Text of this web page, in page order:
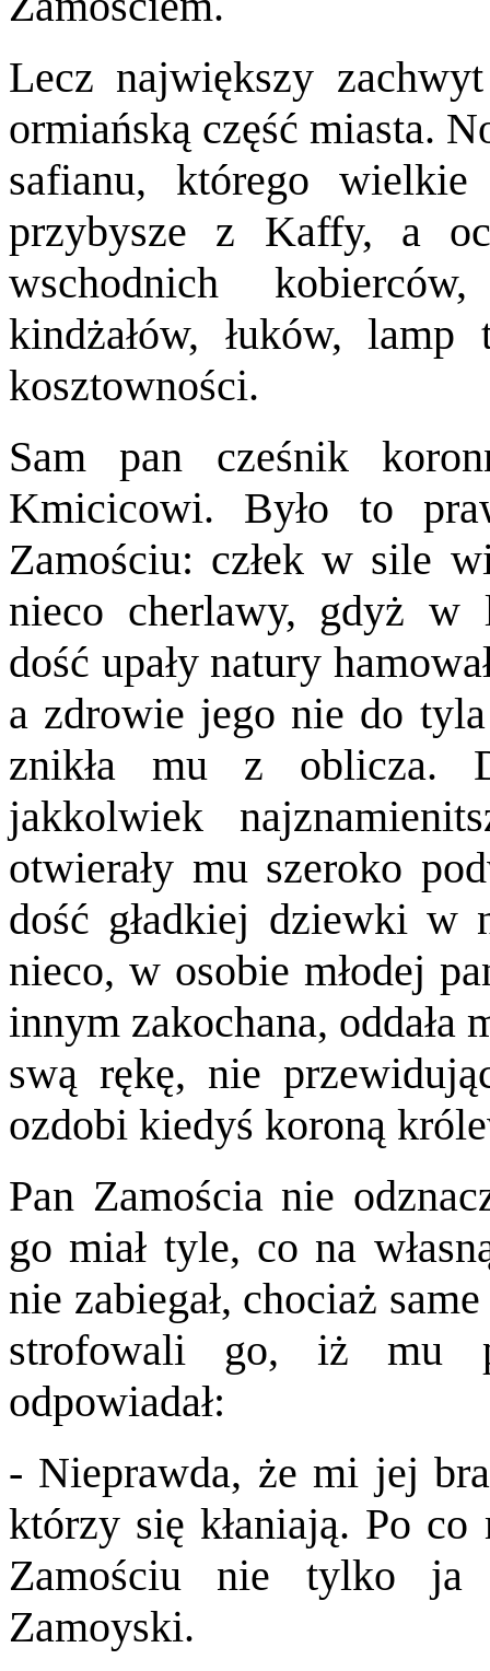
Lecz największy
ormiańską część miasta.
safianu, którego
przybysze z Kaffy, a
wschodnich
kindżałów, łuków,
kosztowności.
Sam pan cześnik
Kmicicowi. Było to
Zamościu: człek w sile
nieco cherlawy, gdyż w
dość upały natury
a zdrowie jego nie do tyla
znikła mu z oblicza.
jakkolwiek
otwierały mu szeroko
dość gładkiej dziewki w
nieco, w osobie młodej
innym zakochana, oddała
swą rękę, nie
ozdobi kiedyś koroną
Pan Zamościa nie
go miał tyle, co na
nie zabiegał, chociaż
strofowali go, iż mu
odpowiadał:
- Nieprawda, że mi jej
którzy się kłaniają. Po
Zamościu nie tylko ja
Zamoyski.